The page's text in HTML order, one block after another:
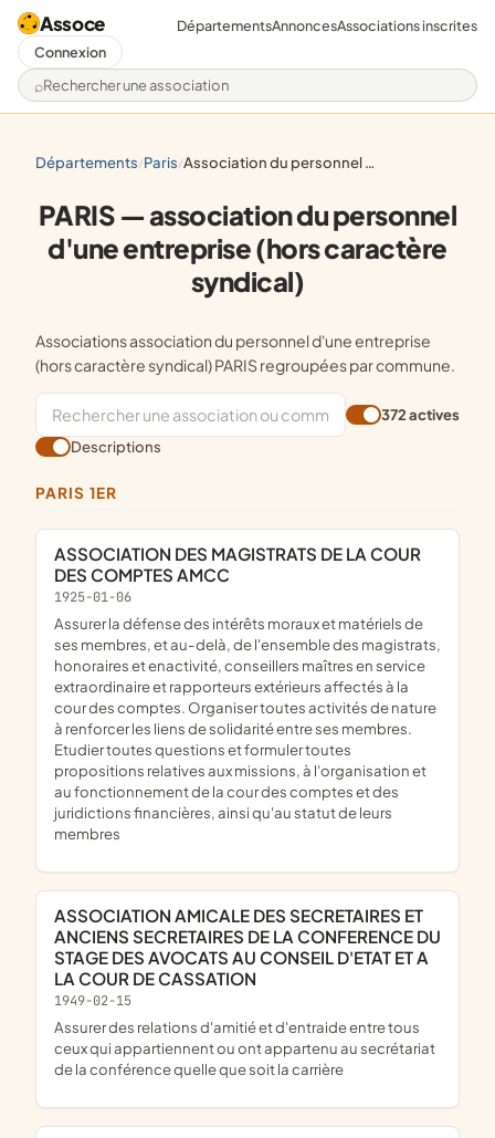
Assoce
Rechercher une association
DépartementsAnnoncesAssociations inscrites
Connexion
départements/ paris/ association du personnel d'une entreprise (hors caractère syndical)
PARIS — association du personnel
d'une entreprise (hors caractère
syndical)
Associations association du personnel d'une entreprise
(hors caractère syndical) PARIS regroupées par commune.
372 actives
Descriptions
PARIS 1ER
ASSOCIATION DES MAGISTRATS DE LA COUR
DES COMPTES AMCC
1925-01-06
assurer la défense des intérêts moraux et matériels de
ses membres, et au-delà, de l'ensemble des magistrats,
honoraires et enactivité, conseillers maîtres en service
extraordinaire et rapporteurs extérieurs affectés à la
cour des comptes. Organiser toutes activités de nature
à renforcer les liens de solidarité entre ses membres.
Etudier toutes questions et formuler toutes
propositions relatives aux missions, à l'organisation et
au fonctionnement de la cour des comptes et des
juridictions financières, ainsi qu'au statut de leurs
membres
ASSOCIATION AMICALE DES SECRETAIRES ET
ANCIENS SECRETAIRES DE LA CONFERENCE DU
STAGE DES AVOCATS AU CONSEIL D'ETAT ET A
LA COUR DE CASSATION
1949-02-15
assurer des relations d'amitié et d'entraide entre tous
ceux qui appartiennent ou ont appartenu au secrétariat
de la conférence quelle que soit la carrière